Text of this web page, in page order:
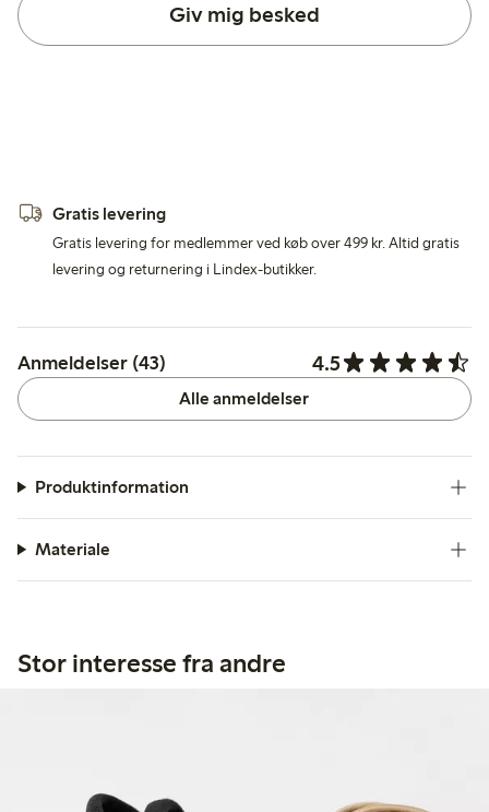
Giv mig besked
Gratis levering
Gratis levering for medlemmer ved køb over 499 kr. Altid gratis
levering og returnering i Lindex-butikker.
Anmeldelser (43) 4.5
Alle anmeldelser
Produktinformation
Materiale
Stor interesse fra andre